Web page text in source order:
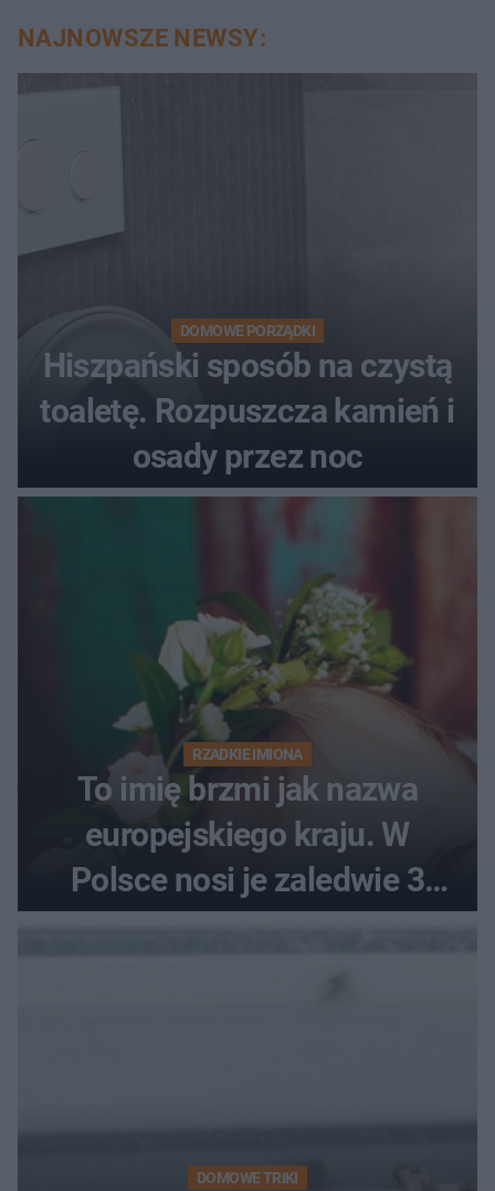
NAJNOWSZE NEWSY:
DOMOWE PORZĄDKI
Hiszpański sposób na czystą
toaletę. Rozpuszcza kamień i
osady przez noc
RZADKIE IMIONA
To imię brzmi jak nazwa
europejskiego kraju. W
Polsce nosi je zaledwie 3
kobiety
DOMOWE TRIKI